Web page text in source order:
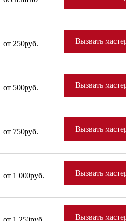
от 250руб. Вызвать мастера
от 500руб. Вызвать мастера
от 750руб. Вызвать мастера
от 1 000руб. Вызвать мастера
от 1 250руб. Вызвать мастера
в случае отказа от ремонта для
в случае отказа от ремонта для
фреона в систему для бытовых
фреона в систему для
и деталей бытовых